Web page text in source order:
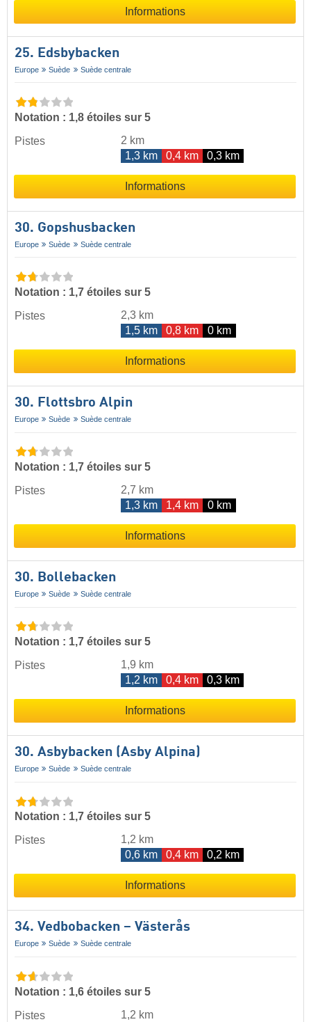
Informations
25. Edsbybacken
Europe Suède Suède centrale
Notation : 1,8 étoiles sur 5
Pistes
2 km
1,3 km
0,4 km 0,3 km
Informations
30. Gopshusbacken
Europe Suède Suède centrale
Notation : 1,7 étoiles sur 5
Pistes
2,3 km
1,5 km
0,8 km 0 km
Informations
30. Flottsbro Alpin
Europe Suède Suède centrale
Notation : 1,7 étoiles sur 5
Pistes
2,7 km
1,3 km
1,4 km 0 km
Informations
30. Bollebacken
Europe Suède Suède centrale
Notation : 1,7 étoiles sur 5
Pistes
1,9 km
1,2 km
0,4 km 0,3 km
Informations
30. Asbybacken (Asby Alpina)
Europe Suède Suède centrale
Notation : 1,7 étoiles sur 5
Pistes
1,2 km
0,6 km
0,4 km 0,2 km
Informations
34. Vedbobacken – Västerås
Europe Suède Suède centrale
Notation : 1,6 étoiles sur 5
Pistes
1,2 km